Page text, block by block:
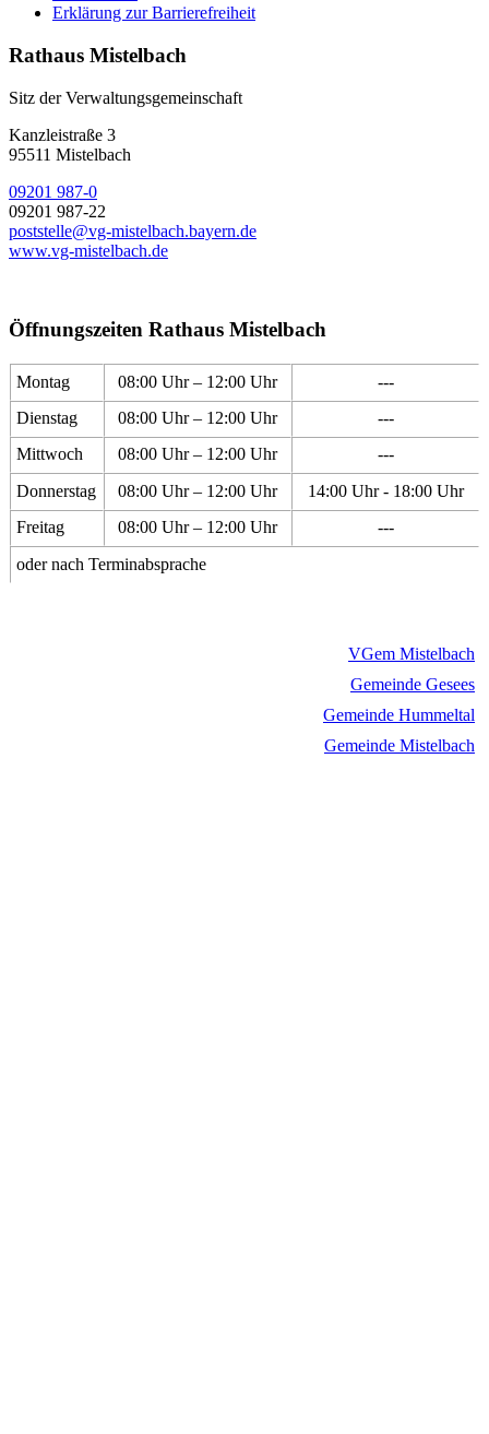
Erklärung zur Barrierefreiheit
Rathaus Mistelbach
Sitz der Verwaltungsgemeinschaft
Kanzleistraße 3
95511 Mistelbach
09201 987-0
09201 987-22
poststelle@vg-mistelbach.bayern.de
www.vg-mistelbach.de
Öffnungszeiten Rathaus Mistelbach
Montag 08:00 Uhr – 12:00 Uhr
---
Dienstag
08:00 Uhr – 12:00 Uhr
---
Mittwoch
08:00 Uhr – 12:00 Uhr
---
Donnerstag
08:00 Uhr – 12:00 Uhr
14:00 Uhr - 18:00 Uhr
Freitag
08:00 Uhr – 12:00 Uhr
---
oder nach Terminabsprache
VGem Mistelbach
Gemeinde Gesees
Gemeinde Hummeltal
Gemeinde Mistelbach